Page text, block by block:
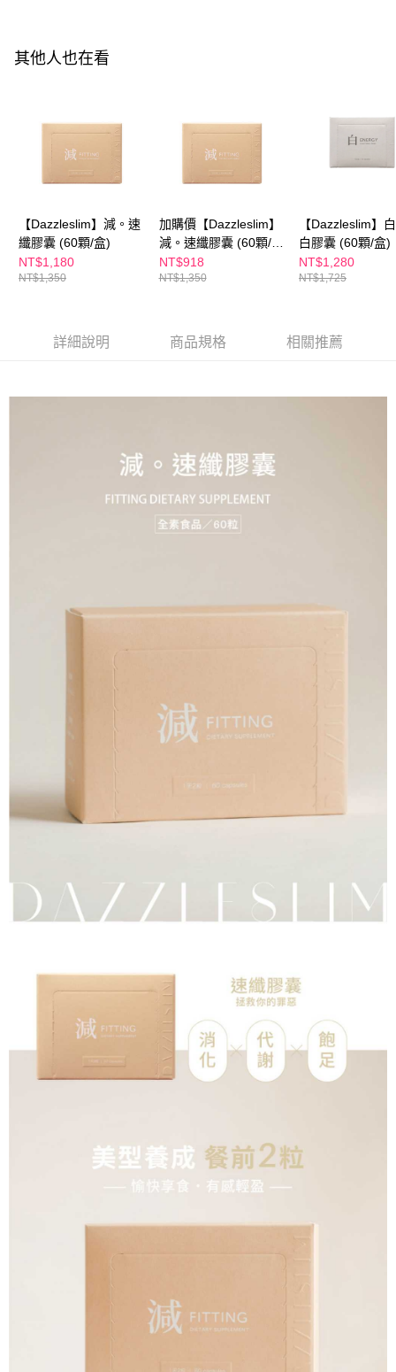
４．使用「AFTEE先享後付」時，將依據個別帳號之用戶狀況，依本公司即
恩沛科技股份有限公司將有權停止該用戶之使用額度並採取法律行動。
每筆NT$100，滿NT$600(含以上)免運費
其他人也在看
【Dazzleslim】減。速
纖膠囊 (60顆/盒)
NT$1,180
NT$1,350
加購價【Dazzleslim】
減。速纖膠囊 (60顆/
盒)
NT$918
NT$1,350
【Dazzleslim】
白膠囊 (60顆/盒)
NT$1,280
NT$1,725
詳細說明 商品規格 相關推薦